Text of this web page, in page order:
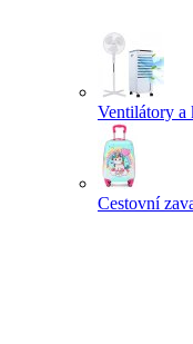
Ventilátory a
Cestovní